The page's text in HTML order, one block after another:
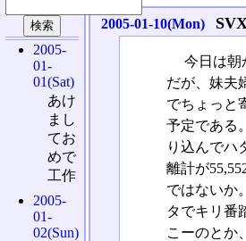
2005-01-10(Mon)
今日は朝
だが、妹夫
でちょっと
予定である
り込んでハ
離計が
ではないか
タでキリ番
こーのとか
2005-
01-
01(Sat)
あけ
まし
てお
めで
工作
2005-
01-
02(Sun)